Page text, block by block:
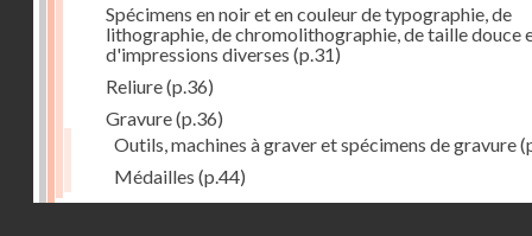
Spécimens en noir et en couleur de typographie, de
lithographie, de chromolithographie, de taille douce
d'impressions diverses (p.31)
Reliure(p.36)
Gravure(p.36)
Outils, machines à graver et spécimens de gravure
Médailles (p.44)